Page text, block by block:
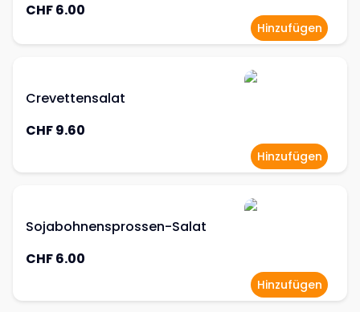
CHF 6.00
Hinzufügen
Crevettensalat
CHF 9.60
Hinzufügen
Sojabohnensprossen-Salat
CHF 6.00
Hinzufügen